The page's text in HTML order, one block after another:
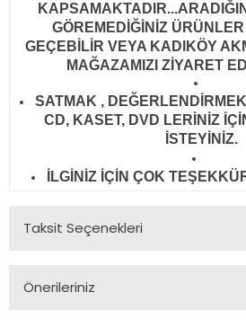
GÖREMEDİĞİNİZ
GEÇEBİLİR VEYA KADIKÖY
MAĞAZAMIZI ZİYARET
SATMAK ,
CD, KASET, DVD LERİNİZ
İSTEYİNİZ.
İLGİNİZ İÇİN ÇOK
Taksit Seçenekleri
Önerileriniz